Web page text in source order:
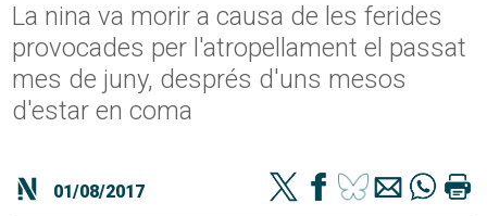
La nina va morir a causa de les ferides
provocades per l'atropellament el passat
mes de juny, després d'uns mesos
d'estar en coma
01/08/2017